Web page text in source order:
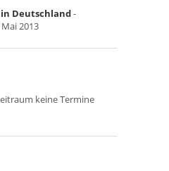
Deutschland-
2013
keine Termine